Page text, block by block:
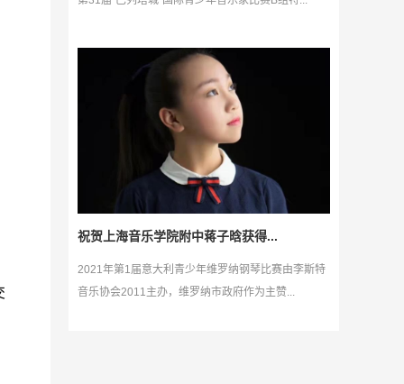
祝贺上海音乐学院附中蒋子晗获得...
2021年第1届意大利青少年维罗纳钢琴比赛由李斯特
音乐协会2011主办，维罗纳市政府作为主赞...